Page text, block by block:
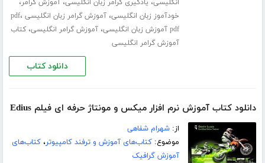
انگلیسی، یادگیری گرامر زبان انگلیسی، آموزش گرامر،
خودآموز زبان انگلیسی،آموزش گرامر زبان انگلیسی pdf ،
pdf آموزش زبان انگلیسی ،آموزش گرامر انگلیسی،کتاب
آموزش گرامر انگلیسی
دانلود کتاب
دانلود کتاب آموزش نرم افزار میکس و مونتاژ حرفه ای فیلم Edius
از:شهرام شفاهی
موضوع:کتاب‌های آموزش و ترفند کامپیوتر،کتاب‌های
آموزش گرافیک